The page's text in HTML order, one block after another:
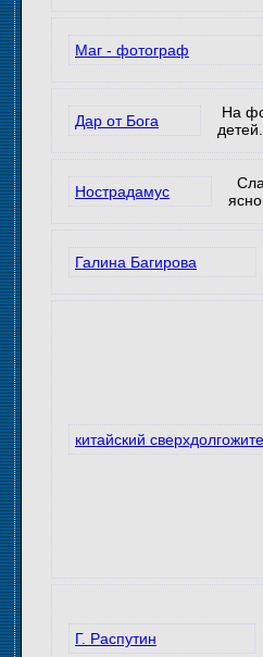
Маг - фотограф
Дар от Бога
На
детей.
Нострадамус
Галина Багирова
китайский
Г. Распутин